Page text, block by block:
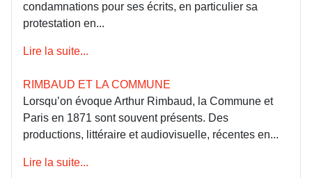
condamnations pour ses écrits, en particulier sa
protestation en...
Lire la suite...
RIMBAUD ET LA COMMUNE
Lorsqu’on évoque Arthur Rimbaud, la Commune et
Paris en 1871 sont souvent présents. Des
productions, littéraire et audiovisuelle, récentes en...
Lire la suite...